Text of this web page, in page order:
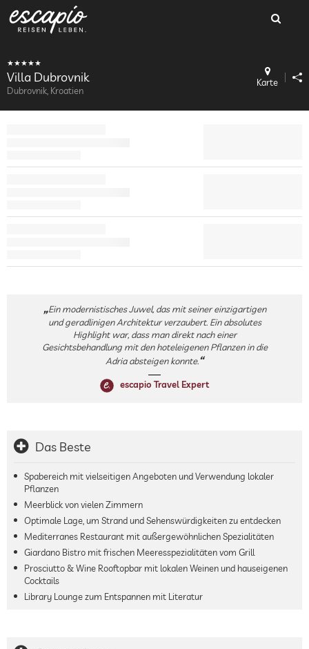
Villa Dubrovnik
Dubrovnik, Kroatien
Karte
Ein modernistisches Juwel, das mit seiner einzigartigen
und geradlinigen Architektur verzaubert. Ein absolutes
Highlight war, dass man direkt nach einer
Gesichtsbehandlung mit den hoteleigenen Pflanzen in die
Adria absteigen konnte.
escapio Travel Expert
Das Beste
Spabereich mit vielseitigen Angeboten und Verwendung lokaler
Pflanzen
Meerblick von vielen Zimmern
Optimale Lage, um Strand und Sehenswürdigkeiten zu entdecken
Mediterranes Restaurant mit außergewöhnlichen Spezialitäten
Giardano Bistro mit frischen Meeresspezialitäten vom Grill
Prosciutto & Wine Rooftopbar mit lokalen Weinen und hauseigenen
Cocktails
Library Lounge zum Entspannen mit Literatur